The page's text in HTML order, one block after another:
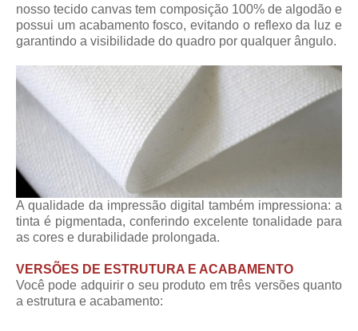
nosso tecido canvas tem composição 100% de algodão e
possui um acabamento fosco, evitando o reflexo da luz e
garantindo a visibilidade do quadro por qualquer ângulo.
A qualidade da impressão digital também impressiona: a
tinta é pigmentada, conferindo excelente tonalidade para
as cores e durabilidade prolongada.
VERSÕES DE ESTRUTURA E ACABAMENTO
Você pode adquirir o seu produto em três versões quanto
a estrutura e acabamento: